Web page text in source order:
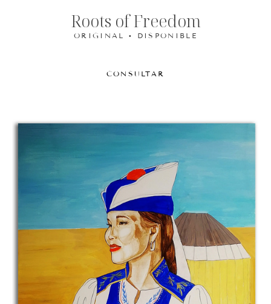
Roots of Freedom
ORIGINAL • DISPONIBLE
CONSULTAR